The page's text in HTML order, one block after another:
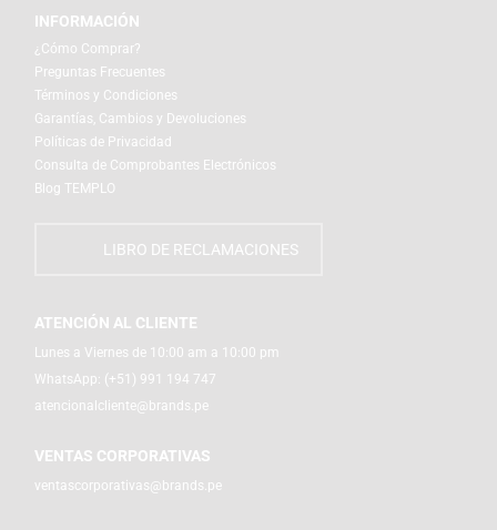
INFORMACIÓN
¿Cómo Comprar?
Preguntas Frecuentes
Términos y Condiciones
Garantías, Cambios y Devoluciones
Políticas de Privacidad
Consulta de Comprobantes Electrónicos
Blog TEMPLO
LIBRO DE RECLAMACIONES
ATENCIÓN AL CLIENTE
Lunes a Viernes de 10:00 am a 10:00 pm
WhatsApp: (+51) 991 194 747
atencionalcliente@brands.pe
VENTAS CORPORATIVAS
ventascorporativas@brands.pe